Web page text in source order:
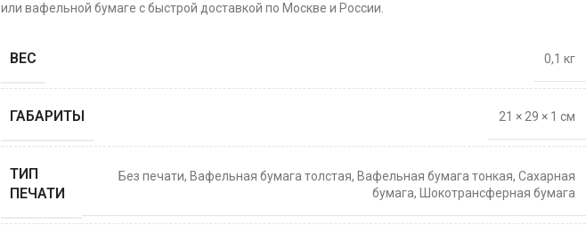
или вафельной бумаге с быстрой доставкой по Москве и России.
ВЕС 0,1 кг
ГАБАРИТЫ 21 × 29 × 1 см
ТИП
ПЕЧАТИ
Без печати, Вафельная бумага толстая, Вафельная бумага тонкая, Сахарная
бумага, Шокотрансферная бумага